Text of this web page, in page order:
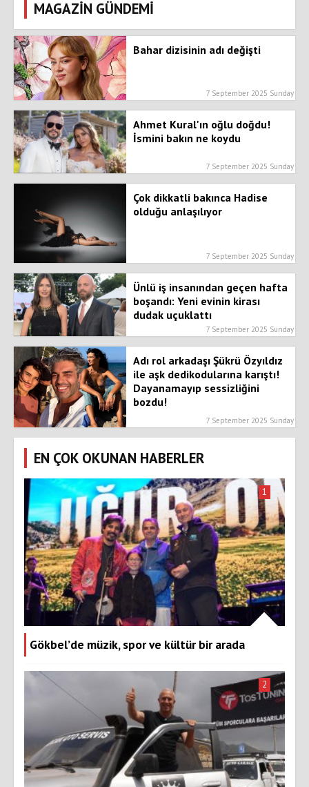
MAGAZİN GÜNDEMİ
Bahar dizisinin adı değişti
7 September 2025 Sunday
Ahmet Kural'ın oğlu doğdu!
İsmini bakın ne koydu
7 September 2025 Sunday
Çok dikkatli bakınca Hadise
olduğu anlaşılıyor
7 September 2025 Sunday
Ünlü iş insanından geçen hafta
boşandı: Yeni evinin kirası
dudak uçuklattı
7 September 2025 Sunday
Adı rol arkadaşı Şükrü Özyıldız
ile aşk dedikodularına karıştı!
Dayanamayıp sessizliğini
bozdu!
7 September 2025 Sunday
EN ÇOK OKUNAN HABERLER
Gökbel’de müzik, spor ve kültür bir arada
1
2